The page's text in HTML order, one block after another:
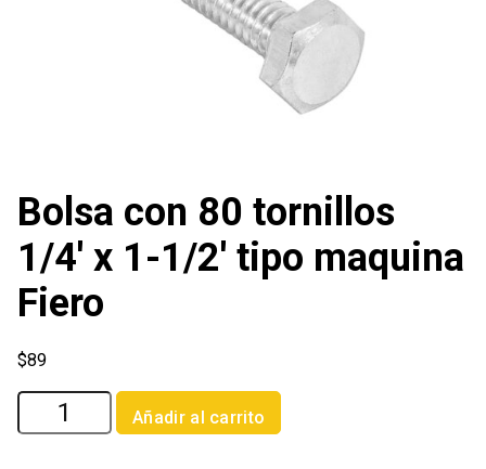
Bolsa con 80 tornillos
1/4′ x 1-1/2′ tipo maquina
Fiero
$89
Bolsa
con
Añadir al carrito